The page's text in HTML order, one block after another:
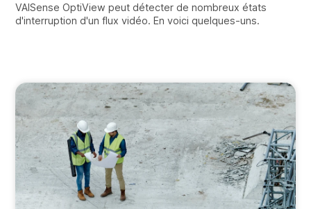
VAISense OptiView peut détecter de nombreux états
d'interruption d'un flux vidéo. En voici quelques-uns.